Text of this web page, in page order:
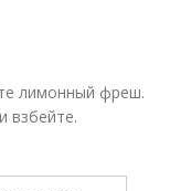
лимонный фреш.
взбейте.